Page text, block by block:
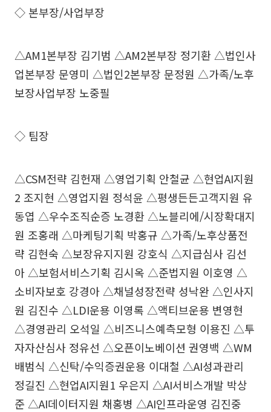
◇ 본부장/사업부장
△AM1본부장 김기범 △AM2본부장 정기환 △법인사
업본부장 문영미 △법인2본부장 문정원 △가족/노후
보장사업부장 노중필
◇ 팀장
△CSM전략 김헌재 △영업기획 안철균 △현업AI지원
2 조지현 △영업지원 정석윤 △평생든든고객지원 유
동엽 △우수조직순증 노경환 △노블리에/시장확대지
원 조홍래 △마케팅기획 박홍규 △가족/노후상품전
략 김현숙 △보장유지지원 강호식 △지급심사 김선
아 △보험서비스기획 김시옥 △준법지원 이호영 △
소비자보호 강경아 △채널성장전략 성낙완 △인사지
원 김진수 △LDI운용 이영록 △액티브운용 변영현
△경영관리 오석일 △비즈니스예측모형 이용진 △투
자자산심사 정유선 △오픈이노베이션 권영백 △WM
배범식 △신탁/수익증권운용 이대철 △AI성과관리
정길진 △현업AI지원1 우은지 △AI서비스개발 박상
준 △AI데이터지원 채홍병 △AI인프라운영 김진중